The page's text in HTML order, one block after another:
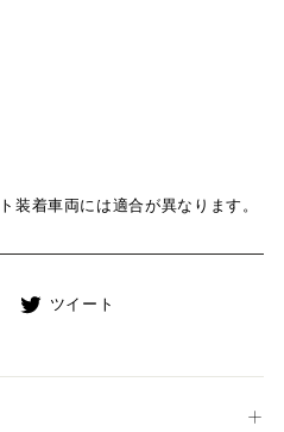
装着車両には適合が異なります。
Facebook
ェ
ツイート
稿